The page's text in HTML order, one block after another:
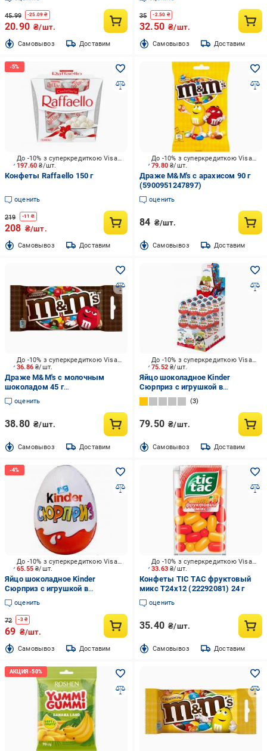
45.99 -25.09 ₴
20.90 ₴/шт.
Cамовывоз Доставим
35 -2.50 ₴
32.50 ₴/шт.
Cамовывоз Доставим
197.60₴/шт.
До -10% з суперкредиткою Visa Вигода
Конфеты Raffaello 150 г
оценить
219 -11 ₴
208 ₴/шт.
Cамовывоз Доставим
79.80₴/шт.
До -10% з суперкредиткою Visa Вигода
Драже M&M's с арахисом 90 г
(5900951247897)
оценить
84 ₴/шт.
Cамовывоз Доставим
36.86₴/шт.
До -10% з суперкредиткою Visa Вигода
Драже M&M's с молочным
шоколадом 45 г
(5900951140303)
оценить
38.80 ₴/шт.
Cамовывоз Доставим
75.52₴/шт.
До -10% з суперкредиткою Visa Вигода
Яйцо шоколадное Kinder
Сюрприз с игрушкой в
ассортименте 20 г
(0000040084107)
3
79.50 ₴/шт.
Cамовывоз Доставим
65.55₴/шт.
До -10% з суперкредиткою Visa Вигода
Яйцо шоколадное Kinder
Сюрприз с игрушкой в
ассортименте 20 г
оценить
72 -3₴
69 ₴/шт.
Cамовывоз Доставим
33.63₴/шт.
До -10% з суперкредиткою Visa Вигода
Конфеты TIC TAC фруктовый
микс T24х12 (22292081) 24 г
оценить
35.40 ₴/шт.
Cамовывоз Доставим